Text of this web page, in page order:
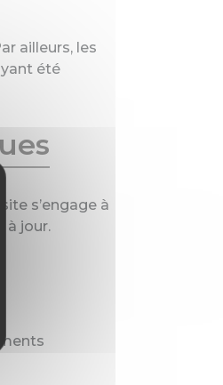
ailleurs, les
été
s’engage à
à jour.